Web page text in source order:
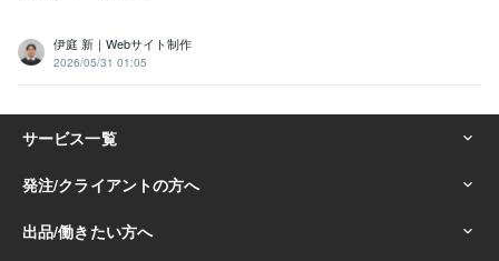
伊庭 新｜Webサイト制作
2026/05/31 01:05